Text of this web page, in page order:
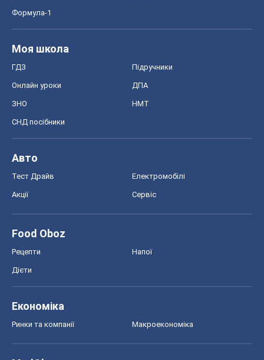
Формула-1
Моя школа
ГДЗ Підручники
Онлайн уроки ДПА
ЗНО НМТ
СНД посібники
Авто
Тест Драйв Електромобілі
Акції Сервіс
Food Oboz
Рецепти Напої
Дієти
Економіка
Ринки та компанії Макроекономіка